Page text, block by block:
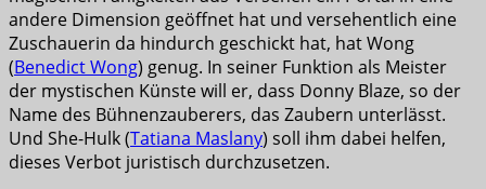
andere Dimension geöffnet hat und versehentlich eine
Zuschauerin da hindurch geschickt hat, hat Wong
(Benedict Wong) genug. In seiner Funktion als Meister
der mystischen Künste will er, dass Donny Blaze, so der
Name des Bühnenzauberers, das Zaubern unterlässt.
Und She-Hulk (Tatiana Maslany) soll ihm dabei helfen,
dieses Verbot juristisch durchzusetzen.